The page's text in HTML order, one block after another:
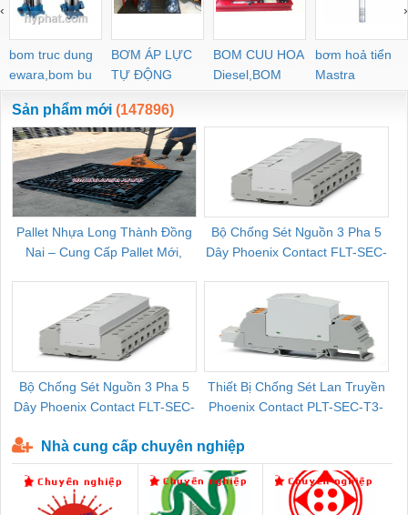
bom truc dung
ewara,bom bu
ewara
BƠM ÁP LỰC
TỰ ĐỘNG
BOM CUU HOA
Diesel,BOM
CHUA CHAY
bơm hoả tiển
Mastra
‹ ›
Sản phẩm mới (147896)
Pallet Nhựa Long Thành Đồng
Nai – Cung Cấp Pallet Mới,
Bộ Chống Sét Nguồn 3 Pha 5
Dây Phoenix Contact FLT-SEC-
Bộ Chống Sét Nguồn 3 Pha 5
Dây Phoenix Contact FLT-SEC-
Thiết Bị Chống Sét Lan Truyền
Phoenix Contact PLT-SEC-T3-
Nhà cung cấp chuyên nghiệp